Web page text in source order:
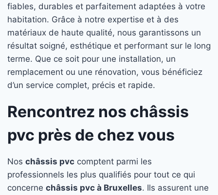
fiables, durables et parfaitement adaptées à votre
habitation. Grâce à notre expertise et à des
matériaux de haute qualité, nous garantissons un
résultat soigné, esthétique et performant sur le long
terme. Que ce soit pour une installation, un
remplacement ou une rénovation, vous bénéficiez
d’un service complet, précis et rapide.
Rencontrez nos châssis
pvc près de chez vous
Nos châssis pvc comptent parmi les
professionnels les plus qualifiés pour tout ce qui
concerne châssis pvc à Bruxelles. Ils assurent une